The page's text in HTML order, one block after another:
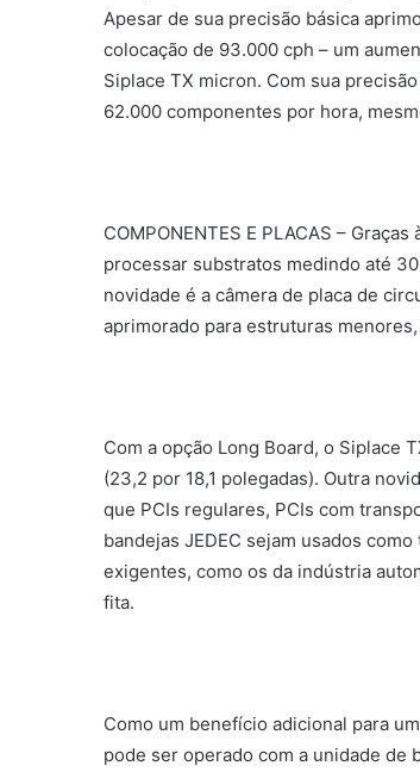
Apesar de sua precisão básica
colocação de 93.000 cph – um
Siplace TX micron. Com sua
62.000 componentes por hora,
COMPONENTES E PLACAS –
processar substratos medindo até
novidade é a câmera de placa de
aprimorado para estruturas
Com a opção Long Board, o Siplace
(23,2 por 18,1 polegadas). Outra
que PCIs regulares, PCIs com
bandejas JEDEC sejam usados
exigentes, como os da indústria
fita.
Como um benefício adicional para
pode ser operado com a unidade de